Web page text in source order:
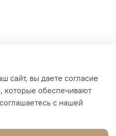
сайт, вы даете согласие
которые обеспечивают
с нашей